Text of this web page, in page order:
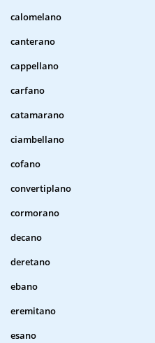
calomelano
canterano
cappellano
carfano
catamarano
ciambellano
cofano
convertiplano
cormorano
decano
deretano
ebano
eremitano
esano